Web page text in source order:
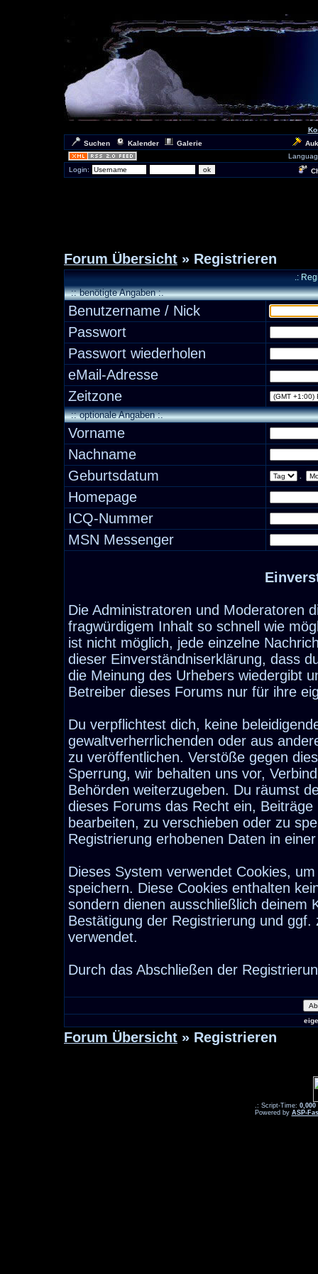
Suchen
Kalender Galerie
Login:
Forum Übersicht » Registrieren
.:
:: benötigte Angaben :.
Benutzername / Nick
Passwort
Passwort wiederholen
eMail-Adresse
Zeitzone
:: optionale Angaben :.
Vorname
Nachname
Geburtsdatum
Homepage
ICQ-Nummer
MSN Messenger
Die Administratoren und Moderatoren
fragwürdigem Inhalt so schnell wie
ist nicht möglich, jede einzelne
dieser Einverständniserklärung, dass
die Meinung des Urhebers wiedergibt
Betreiber dieses Forums nur für ihre
Du verpflichtest dich, keine
gewaltverherrlichenden oder aus
zu veröffentlichen. Verstöße gegen
Sperrung, wir behalten uns vor,
Behörden weiterzugeben. Du räumst
dieses Forums das Recht ein,
bearbeiten, zu verschieben oder zu
Registrierung erhobenen Daten in
Dieses System verwendet Cookies,
speichern. Diese Cookies enthalten
sondern dienen ausschließlich deinem
Bestätigung der Registrierung und
verwendet.
Durch das Abschließen der
Forum Übersicht » Registrieren
.: Script-Time: 0,000
Powered by ASP-